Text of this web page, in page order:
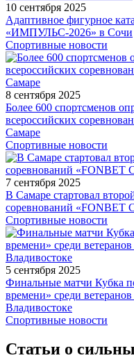
10 сентября 2025
Адаптивное фигурное
«ИМПУЛЬС-2026» в Сочи
Спортивные новости
8 сентября 2025
Более 600 спортсменов
всероссийских
Самаре
Спортивные новости
7 сентября 2025
В Самаре стартовал
соревнований «FONBET
Спортивные новости
5 сентября 2025
Финальные матчи Кубка
времени» среди
Владивостоке
Спортивные новости
Статьи о